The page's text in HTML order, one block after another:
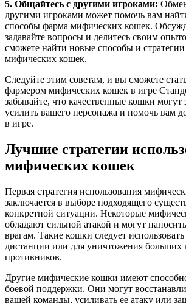
5. Общайтесь с другими игроками:
другими игроками может помочь вам
способы фарма мифических кошек.
задавайте вопросы и делитесь своим
сможете найти новые способы и
мифических кошек.
Следуйте этим советам, и вы сможете
фармером мифических кошек в игре
забывайте, что качественные кошки могут
усилить вашего персонажа и помочь вам
в игре.
Лучшие стратегии
мифических кошек
Первая стратегия использования
заключается в выборе подходящего
конкретной ситуации. Некоторые
обладают сильной атакой и могут
врагам. Такие кошки следует
дистанции или для уничтожения больших
противников.
Другие мифические кошки имеют
боевой поддержки. Они могут
вашей команды, усиливать ее атаку или